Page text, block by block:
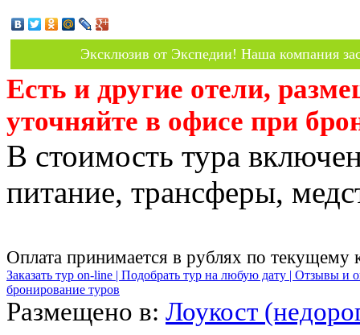
Эксклюзив от Экспедии! Наша компания
Есть и другие отели,
уточняйте в офисе при
В стоимость тура
питание, трансферы,
Оплата принимается в рублях по текущему
Заказать тур on-line | Подобрать тур на любую дату | Отзывы и
бронирование туров
Размещено в: Лоукост